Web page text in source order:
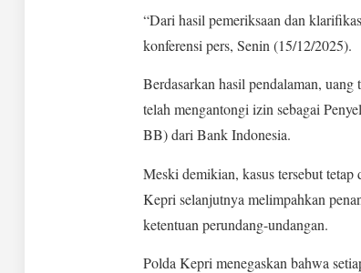
“Dari hasil pemeriksaan dan
konferensi pers, Senin (15/12/2025).
Berdasarkan hasil pendalaman,
telah mengantongi izin sebagai
BB) dari Bank Indonesia.
Meski demikian, kasus tersebut
Kepri selanjutnya melimpahkan
ketentuan perundang-undangan.
Polda Kepri menegaskan bahwa